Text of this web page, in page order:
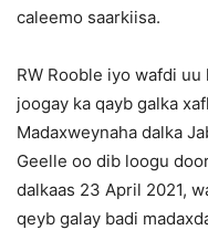
caleemo saarkiisa.
RW Rooble iyo wafdi uu
joogay ka qayb galka
Madaxweynaha dalka
Geelle oo dib loogu
dalkaas 23 April 2021,
qeyb galay badi